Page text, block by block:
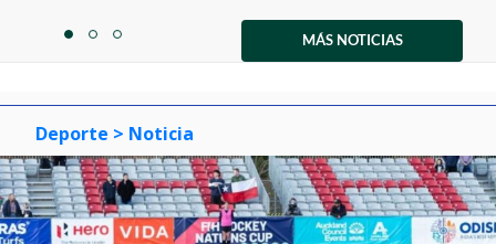
itemitemitem
MÁS NOTICIAS
Deporte > Noticia